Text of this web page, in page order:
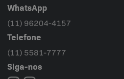
WhatsApp
(11) 96204-4157
Telefone
(11) 5581-7777
Siga-nos